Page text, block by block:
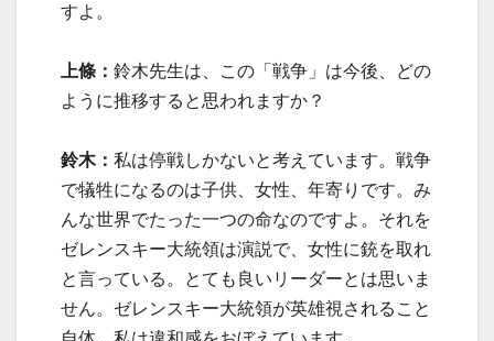
すよ。
上條： 鈴木先生は、この「戦争」は今後、どの
ように推移すると思われますか？
鈴木： 私は停戦しかないと考えています。戦争
で犠牲になるのは子供、女性、年寄りです。み
んな世界でたった一つの命なのですよ。それを
ゼレンスキー大統領は演説で、女性に銃を取れ
と言っている。とても良いリーダーとは思いま
せん。ゼレンスキー大統領が英雄視されること